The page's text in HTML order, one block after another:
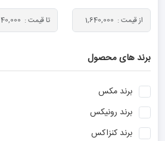
برند های محصول
برند مکس
برند رونیکس
برند کنزاکس